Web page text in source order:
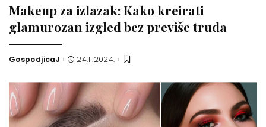
Makeup za izlazak: Kako kreirati
glamurozan izgled bez previše truda
Posted
GospodjicaJ 24.11.2024.